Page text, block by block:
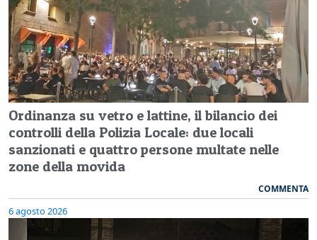
Ordinanza su vetro e lattine, il bilancio dei
controlli della Polizia Locale: due locali
sanzionati e quattro persone multate nelle
zone della movida
COMMENTA
6 agosto 2026